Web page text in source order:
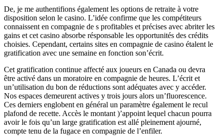
De, je me authentifions également les options de retraite à votre
disposition selon le casino. L’idée confirme que les compétiteurs
connaissent en compagnie de s profitables et précises avec abriter les
gains et cet casino absorbe résponsable les opportunités des crédits
choisies. Cependant, certains sites en compagnie de casino étalent le
gratification avec une semaine en fonction son’écrit.
Cet gratification continue affecté aux joueurs en Canada ou devra
être activé dans un moratoire en compagnie de heures. L’écrit et
un’utilisation du bon de réductions sont adéquates avec y accéder.
Nos espaces demeurent actives y trois jours alors un’fluorescence.
Ces derniers englobent en général un paramètre également le recul
plafond de recette. Accès le montant )’appoint lequel chacun pourra
avoir le fois qu’un large gratification est allé pleinement ajourné,
compte tenu de la fugace en compagnie de l’enfiler.